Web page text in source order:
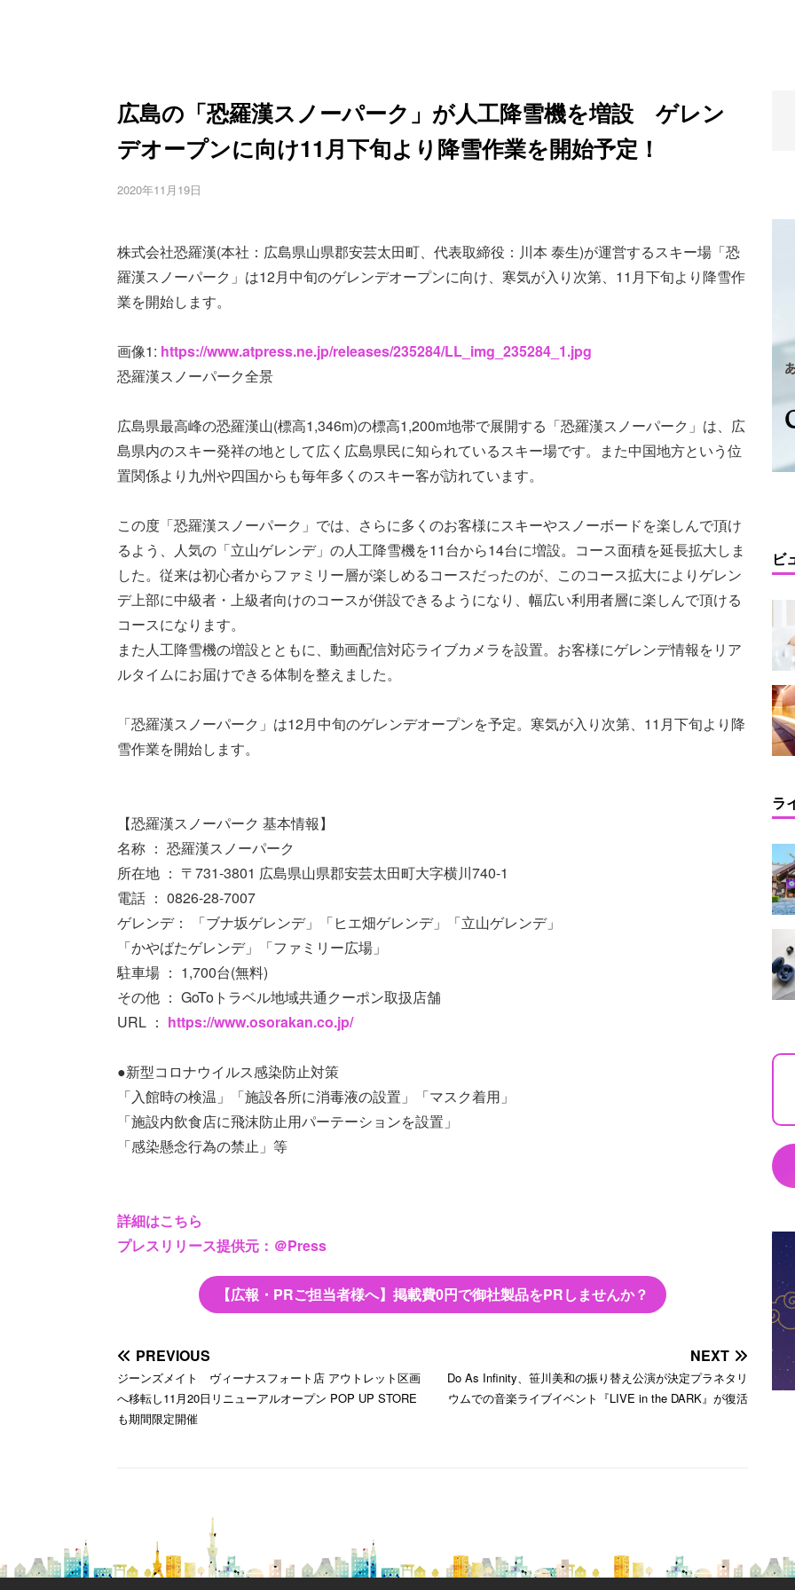
広島の「恐羅漢スノーパーク」が人工降雪機を増設 ゲレン
デオープンに向け11月下旬より降雪作業を開始予定！
2020年11月19日
株式会社恐羅漢(本社：広島県山県郡安芸太田町、代表取締役：川本 泰生)が運営するスキー場「恐
羅漢スノーパーク」は12月中旬のゲレンデオープンに向け、寒気が入り次第、11月下旬より降雪作
業を開始します。
画像1: https://www.atpress.ne.jp/releases/235284/LL_img_235284_1.jpg
恐羅漢スノーパーク全景
広島県最高峰の恐羅漢山(標高1,346m)の標高1,200m地帯で展開する「恐羅漢スノーパーク」は、広
島県内のスキー発祥の地として広く広島県民に知られているスキー場です。また中国地方という位
置関係より九州や四国からも毎年多くのスキー客が訪れています。
この度「恐羅漢スノーパーク」では、さらに多くのお客様にスキーやスノーボードを楽しんで頂け
るよう、人気の「立山ゲレンデ」の人工降雪機を11台から14台に増設。コース面積を延長拡大しま
した。従来は初心者からファミリー層が楽しめるコースだったのが、このコース拡大によりゲレン
デ上部に中級者・上級者向けのコースが併設できるようになり、幅広い利用者層に楽しんで頂ける
コースになります。
また人工降雪機の増設とともに、動画配信対応ライブカメラを設置。お客様にゲレンデ情報をリア
ルタイムにお届けできる体制を整えました。
「恐羅漢スノーパーク」は12月中旬のゲレンデオープンを予定。寒気が入り次第、11月下旬より降
雪作業を開始します。
【恐羅漢スノーパーク 基本情報】
名称 ： 恐羅漢スノーパーク
所在地 ： 〒731-3801 広島県山県郡安芸太田町大字横川740-1
電話 ： 0826-28-7007
ゲレンデ： 「ブナ坂ゲレンデ」「ヒエ畑ゲレンデ」「立山ゲレンデ」
「かやばたゲレンデ」「ファミリー広場」
駐車場 ： 1,700台(無料)
その他 ： GoToトラベル地域共通クーポン取扱店舗
URL ： https://www.osorakan.co.jp/
●新型コロナウイルス感染防止対策
「入館時の検温」「施設各所に消毒液の設置」「マスク着用」
「施設内飲食店に飛沫防止用パーテーションを設置」
「感染懸念行為の禁止」等
詳細はこちら
プレスリリース提供元：＠Press
【広報・PRご担当者様へ】掲載費0円で御社製品をPRしませんか？
PREVIOUS
ジーンズメイト ヴィーナスフォート店 アウトレット区画
へ移転し11月20日リニューアルオープン POP UP STORE
も期間限定開催
NEXT
Do As Infinity、笹川美和の振り替え公演が決定プラネタリ
ウムでの音楽ライブイベント『LIVE in the DARK』が復活
ビ
ラ